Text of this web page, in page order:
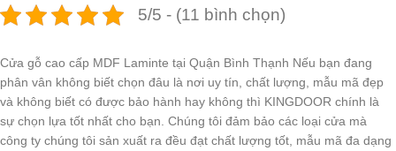
5/5 - (11 bình chọn)
Cửa gỗ cao cấp MDF Laminte tại Quận Bình Thạnh Nếu bạn đang
phân vân không biết chọn đâu là nơi uy tín, chất lượng, mẫu mã đẹp
và không biết có được bảo hành hay không thì KINGDOOR chính là
sự chọn lựa tốt nhất cho bạn. Chúng tôi đảm bảo các loại cửa mà
công ty chúng tôi sản xuất ra đều đạt chất lượng tốt, mẫu mã đa dạng